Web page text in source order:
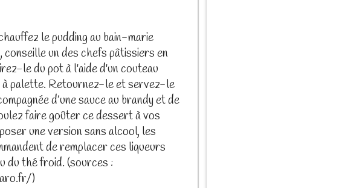
le pudding au bain-marie
conseille un des chefs pâtissiers en
le du pot à l'aide d'un couteau
à palette. Retournez-le et servez-le
d’une sauce au brandy et de
faire goûter ce dessert à vos
une version sans alcool, les
de remplacer ces liqueurs
du thé froid. (sources :
)